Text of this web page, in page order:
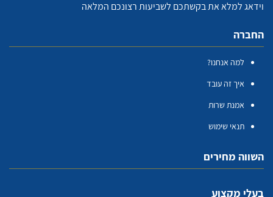
וידאג למלא את בקשתכם לשביעות רצונכם המלאה
החברה
למה אנחנו?
איך זה עובד
אמנת שרות
תנאי שימוש
השווה מחירים
בעלי מקצוע